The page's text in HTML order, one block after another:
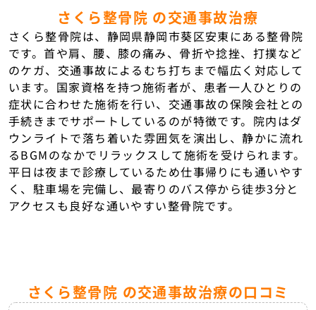
さくら整骨院 の交通事故治療
さくら整骨院は、静岡県静岡市葵区安東にある整骨院
です。首や肩、腰、膝の痛み、骨折や捻挫、打撲など
のケガ、交通事故によるむち打ちまで幅広く対応して
います。国家資格を持つ施術者が、患者一人ひとりの
症状に合わせた施術を行い、交通事故の保険会社との
手続きまでサポートしているのが特徴です。院内はダ
ウンライトで落ち着いた雰囲気を演出し、静かに流れ
るBGMのなかでリラックスして施術を受けられます。
平日は夜まで診療しているため仕事帰りにも通いやす
く、駐車場を完備し、最寄りのバス停から徒歩3分と
アクセスも良好な通いやすい整骨院です。
さくら整骨院 の交通事故治療の口コミ